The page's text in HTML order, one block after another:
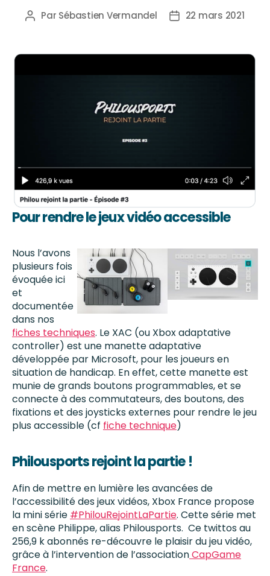
Par Sébastien Vermandel 22 mars 2021
Pour rendre le jeux vidéo accessible
Nous l’avons
plusieurs fois
évoquée ici
et
documentée
dans nos
fiches techniques. Le XAC (ou Xbox adaptative
controller) est une manette adaptative
développée par Microsoft, pour les joueurs en
situation de handicap. En effet, cette manette est
munie de grands boutons programmables, et se
connecte à des commutateurs, des boutons, des
fixations et des joysticks externes pour rendre le jeu
plus accessible (cf fiche technique)
Philousports rejoint la partie !
Afin de mettre en lumière les avancées de
l’accessibilité des jeux vidéos, Xbox France propose
la mini série #PhilouRejointLaPartie. Cette série met
en scène Philippe, alias Philousports. Ce twittos au
256,9 kabonnés re-découvre le plaisir du jeu vidéo,
grâce à l’intervention de l’associationCapGame
France.